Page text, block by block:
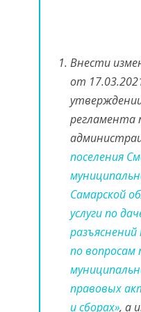
Внести
от
регламента
поселения
Самарской
услуги по
по вопросам
правовых
и сборах», а